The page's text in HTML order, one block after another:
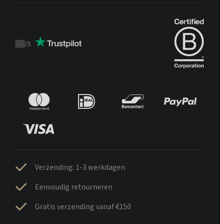
Trustpilot
/5
Verzending: 1-3 werkdagen
Eenvoudig retourneren
Gratis verzending vanaf €150